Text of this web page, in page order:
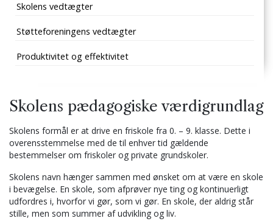
Skolens vedtægter
Støtteforeningens vedtægter
Produktivitet og effektivitet
Skolens pædagogiske værdigrundlag
Skolens formål er at drive en friskole fra 0. – 9. klasse. Dette i
overensstemmelse med de til enhver tid gældende
bestemmelser om friskoler og private grundskoler.
Skolens navn hænger sammen med ønsket om at være en skole
i bevægelse. En skole, som afprøver nye ting og kontinuerligt
udfordres i, hvorfor vi gør, som vi gør. En skole, der aldrig står
stille, men som summer af udvikling og liv.